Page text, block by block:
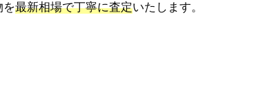
を最新相場で丁寧に査定いたします。